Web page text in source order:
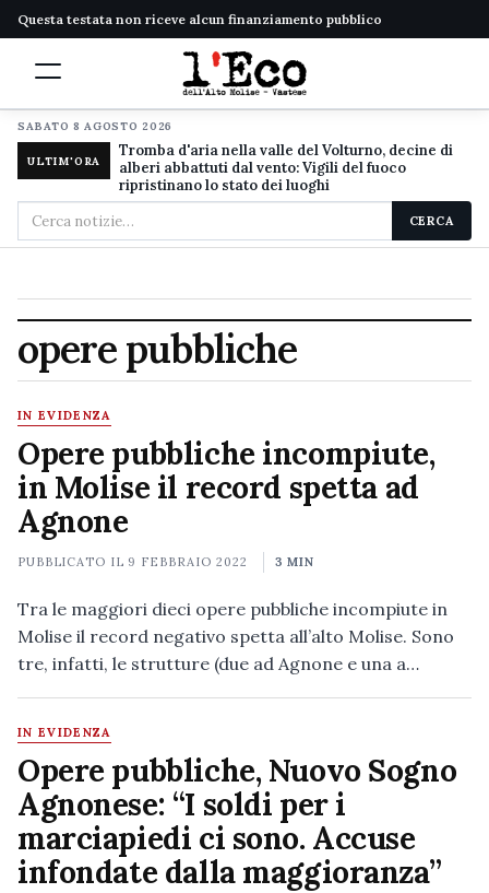
Questa testata non riceve alcun finanziamento pubblico
SABATO 8 AGOSTO 2026
ULTIM'ORA
Tromba d'aria nella valle del Volturno, decine di
alberi abbattuti dal vento: Vigili del fuoco
ripristinano lo stato dei luoghi
Cerca
nel
CERCA
opere pubbliche
IN EVIDENZA
Opere pubbliche incompiute,
in Molise il record spetta ad
Agnone
PUBBLICATO IL 9 FEBBRAIO 2022 3 MIN
Tra le maggiori dieci opere pubbliche incompiute in
Molise il record negativo spetta all’alto Molise. Sono
tre, infatti, le strutture (due ad Agnone e una a…
IN EVIDENZA
Opere pubbliche, Nuovo Sogno
Agnonese: “I soldi per i
marciapiedi ci sono. Accuse
infondate dalla maggioranza”